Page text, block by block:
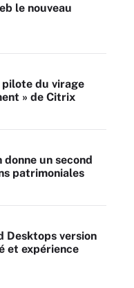
le nouveau
du virage
» de Citrix
un second
patrimoniales
Desktops version
et expérience